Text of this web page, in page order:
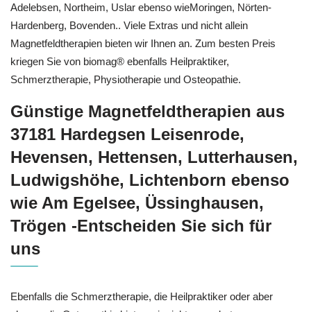
Adelebsen, Northeim, Uslar ebenso wieMoringen, Nörten-
Hardenberg, Bovenden.. Viele Extras und nicht allein
Magnetfeldtherapien bieten wir Ihnen an. Zum besten Preis
kriegen Sie von biomag® ebenfalls Heilpraktiker,
Schmerztherapie, Physiotherapie und Osteopathie.
Günstige Magnetfeldtherapien aus
37181 Hardegsen Leisenrode,
Hevensen, Hettensen, Lutterhausen,
Ludwigshöhe, Lichtenborn ebenso
wie Am Egelsee, Üssinghausen,
Trögen -Entscheiden Sie sich für
uns
Ebenfalls die Schmerztherapie, die Heilpraktiker oder aber